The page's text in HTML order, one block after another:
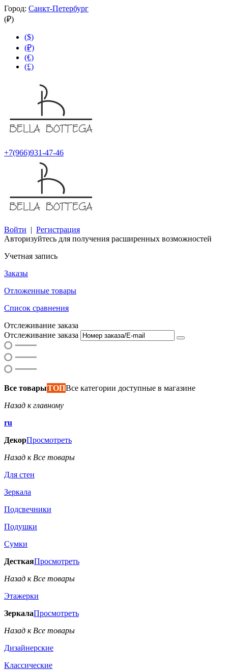
Город: Санкт-Петербург
(₽)
($)
(₽)
(€)
(£)
+7(966)931-47-46
Войти | Регистрация
Авторизуйтесь для получения расширенных возможностей
Учетная запись
Заказы
Отложенные товары
Список сравнения
Отслеживание заказа
Отслеживание заказа
Все товарыТОПВсе категории доступные в магазине
Назад к главному
ru
ДекорПросмотреть
Назад к Все товары
Для стен
Зеркала
Подсвечники
Подушки
Сумки
ДесткаяПросмотреть
Назад к Все товары
Этажерки
ЗеркалаПросмотреть
Назад к Все товары
Дизайнерские
Классические